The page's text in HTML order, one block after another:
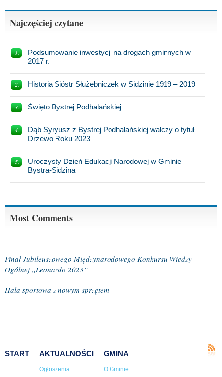
Najczęściej czytane
Podsumowanie inwestycji na drogach gminnych w
2017 r.
Historia Sióstr Służebniczek w Sidzinie 1919 – 2019
Święto Bystrej Podhalańskiej
Dąb Syryusz z Bystrej Podhalańskiej walczy o tytuł
Drzewo Roku 2023
Uroczysty Dzień Edukacji Narodowej w Gminie
Bystra-Sidzina
Most Comments
Finał Jubileuszowego Międzynarodowego Konkursu Wiedzy
Ogólnej „Leonardo 2023”
Hala sportowa z nowym sprzętem
START AKTUALNOŚCI
Ogłoszenia
GMINA
O Gminie